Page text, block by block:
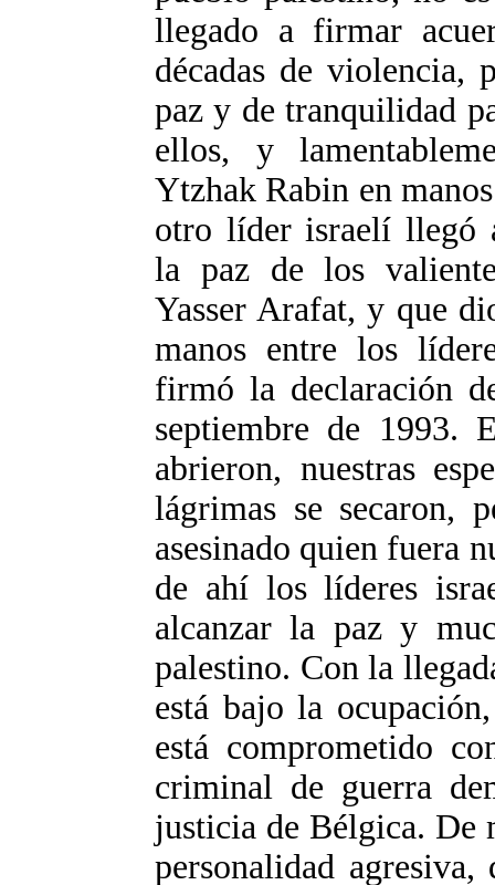
llegado a firmar
décadas de violencia,
paz y de tranquilidad
ellos, y
Ytzhak Rabin en
otro líder israelí llegó
la paz de los
Yasser Arafat, y que
manos entre los
firmó la declaración
septiembre de 1993.
abrieron, nuestras
lágrimas se secaron,
asesinado quien fuera
de ahí los líderes
alcanzar la paz y
palestino. Con la
está bajo la
está comprometido
criminal de guerra
justicia de Bélgica. De
personalidad